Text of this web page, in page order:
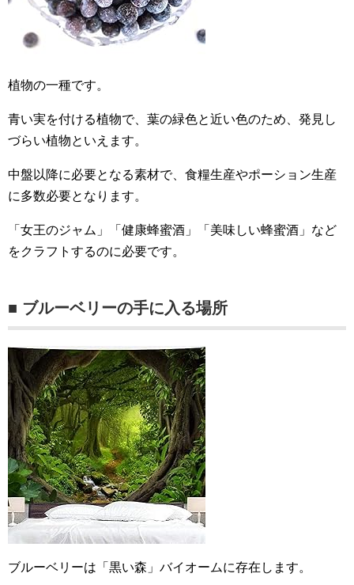
植物の一種です。
青い実を付ける植物で、葉の緑色と近い色のため、発見し
づらい植物といえます。
中盤以降に必要となる素材で、食糧生産やポーション生産
に多数必要となります。
「女王のジャム」「健康蜂蜜酒」「美味しい蜂蜜酒」など
をクラフトするのに必要です。
■ ブルーベリーの手に入る場所
ブルーベリーは「黒い森」バイオームに存在します。